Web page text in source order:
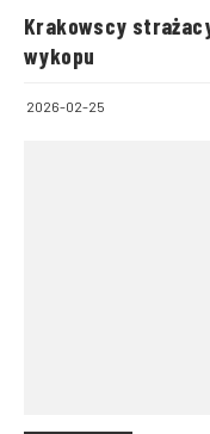
Krakowscy
wykopu
2026-02-25